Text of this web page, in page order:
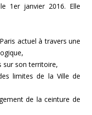
1er janvier 2016. Elle
actuel à travers une
sur son territoire,
limites de la Ville de
de la ceinture de